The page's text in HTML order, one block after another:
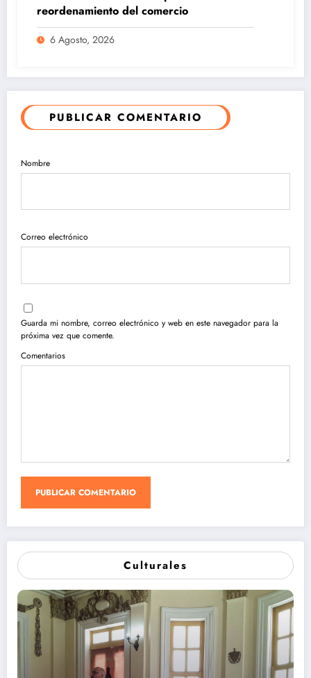
reordenamiento del comercio
6 Agosto, 2026
PUBLICAR COMENTARIO
Nombre
Correo electrónico
Guarda mi nombre, correo electrónico y web en este navegador para la
próxima vez que comente.
Comentarios
Culturales